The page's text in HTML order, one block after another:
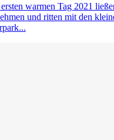
warmen Tag 2021
und ritten mit den